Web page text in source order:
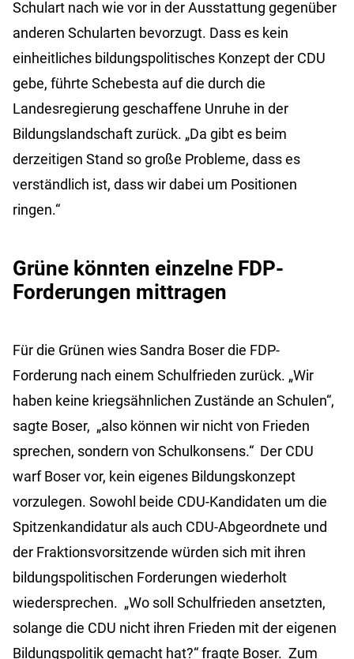
Schulart nach wie vor in der Ausstattung gegenüber
anderen Schularten bevorzugt. Dass es kein
einheitliches bildungspolitisches Konzept der CDU
gebe, führte Schebesta auf die durch die
Landesregierung geschaffene Unruhe in der
Bildungslandschaft zurück. „Da gibt es beim
derzeitigen Stand so große Probleme, dass es
verständlich ist, dass wir dabei um Positionen
ringen.“
Grüne könnten einzelne FDP-
Forderungen mittragen
Für die Grünen wies Sandra Boser die FDP-
Forderung nach einem Schulfrieden zurück. „Wir
haben keine kriegsähnlichen Zustände an Schulen“,
sagte Boser, „also können wir nicht von Frieden
sprechen, sondern von Schulkonsens.“ Der CDU
warf Boser vor, kein eigenes Bildungskonzept
vorzulegen. Sowohl beide CDU-Kandidaten um die
Spitzenkandidatur als auch CDU-Abgeordnete und
der Fraktionsvorsitzende würden sich mit ihren
bildungspolitischen Forderungen wiederholt
wiedersprechen. „Wo soll Schulfrieden ansetzten,
solange die CDU nicht ihren Frieden mit der eigenen
Bildungspolitik gemacht hat?“ fragte Boser. Zum